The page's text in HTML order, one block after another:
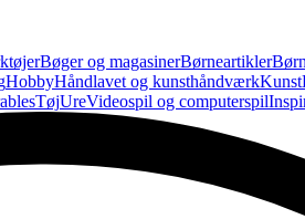
Bøger og magasinerBørneartikler
HobbyHåndlavet og kunsthåndværkKunst
TøjUreVideospil og computerspil